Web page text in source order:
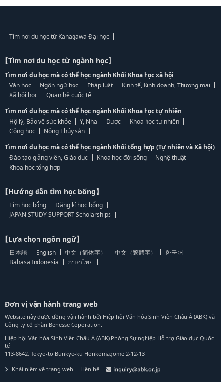
Tìm nơi du học từ Kanagawa Đại học
【Tìm nơi du học từ ngành học】
Tìm nơi du học mà có thể học ngành Khối Khoa học xã hội
Văn học
Ngôn ngữ học Pháp luật
Kinh tế, Kinh doanh, Thương mại
Xã hội học
Quan hệ quốc tế
Tìm nơi du học mà có thể học ngành Khối Khoa học tự nhiên
Hộ lý, Bảo vệ sức khỏe
Y, Nha Dược
Khoa học tự nhiên
Công học
Nông Thủy sản
Tìm nơi du học mà có thể học ngành Khối tổng hợp (Tự nhiên và Xã hội)
Đào tạo giảng viên, Giáo dục
Khoa học đời sống
Nghệ thuật
Khoa học tổng hợp
【Hướng dẫn tìm học bổng】
Tìm học bổng
Đăng kí học bổng
JAPAN STUDY SUPPORT Scholarships
【Lựa chọn ngôn ngữ】
日本語 English 中文（简体字） 中文（繁體字）
한국어
Bahasa Indonesia
ภาษาไทย
Đơn vị vận hành trang web
Website này được đồng vận hành bởi Hiệp hội Văn hóa Sinh Viên Châu Á (ABK) và
Công ty cổ phần Benesse Coporation.
Hiệp hội Văn hóa Sinh Viên Châu Á (ABK) Phòng Sự nghiệp Hỗ trợ Giáo dục Quốc
tế
113-8642, Tokyo-to Bunkyo-ku Honkomagome 2-12-13
Khái niệm về trang web Liên hệ